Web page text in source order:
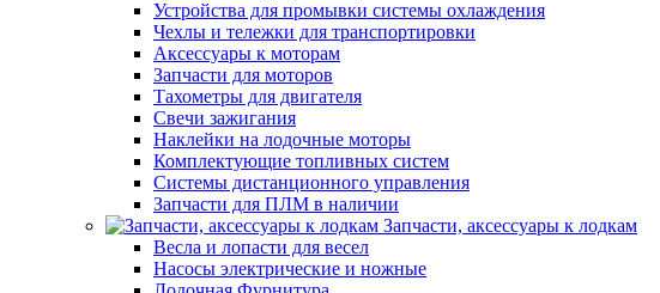
Устройства для промывки системы охлаждения
Чехлы и тележки для транспортировки
Аксессуары к моторам
Запчасти для моторов
Тахометры для двигателя
Свечи зажигания
Наклейки на лодочные моторы
Комплектующие топливных систем
Системы дистанционного управления
Запчасти для ПЛМ в наличии
Запчасти, аксессуары к лодкам
Весла и лопасти для весел
Насосы электрические и ножные